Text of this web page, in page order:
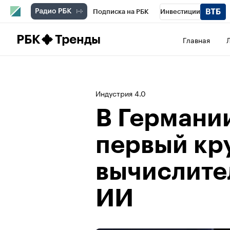
Подписка на РБК Инвестиции
РБК Тренды Главная
Индустрия 4.0
В
первый
ИИ